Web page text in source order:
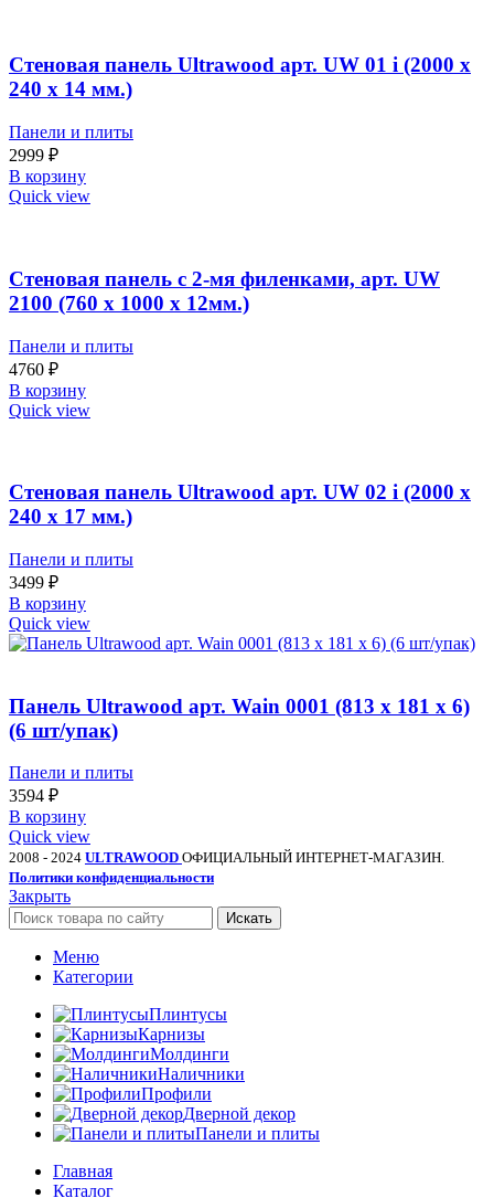
Стеновая панель Ultrawood арт. UW 01 i (2000 х
240 х 14 мм.)
Панели и плиты
2999 ₽
В корзину
Quick view
Стеновая панель с 2-мя филенками, арт. UW
2100 (760 х 1000 х 12мм.)
Панели и плиты
4760 ₽
В корзину
Quick view
Стеновая панель Ultrawood арт. UW 02 i (2000 х
240 х 17 мм.)
Панели и плиты
3499 ₽
В корзину
Quick view
Панель Ultrawood арт. Wain 0001 (813 х 181 х 6)
(6 шт/упак)
Панели и плиты
3594 ₽
В корзину
Quick view
2008 - 2024 ULTRAWOOD ОФИЦИАЛЬНЫЙ ИНТЕРНЕТ-МАГАЗИН.
Политики конфиденциальности
Закрыть
Искать
Меню
Категории
Плинтусы
Карнизы
Молдинги
Наличники
Профили
Дверной декор
Панели и плиты
Главная
Каталог